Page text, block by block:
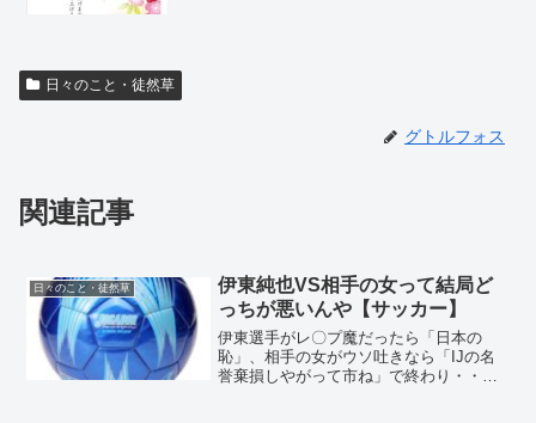
日々のこと・徒然草
グトルフォス
関連記事
日々のこと・徒然草
伊東純也VS相手の女って結局ど
っちが悪いんや【サッカー】
伊東選手がレ〇プ魔だったら「日本の
恥」、相手の女がウソ吐きなら「IJの名
誉棄損しやがって市ね」で終わり・・